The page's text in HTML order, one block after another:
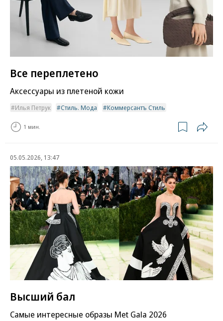
Все переплетено
Аксессуары из плетеной кожи
Илья Петрук Стиль. Мода Коммерсантъ Стиль
1 мин.
05.05.2026, 13:47
Высший бал
Самые интересные образы Met Gala 2026